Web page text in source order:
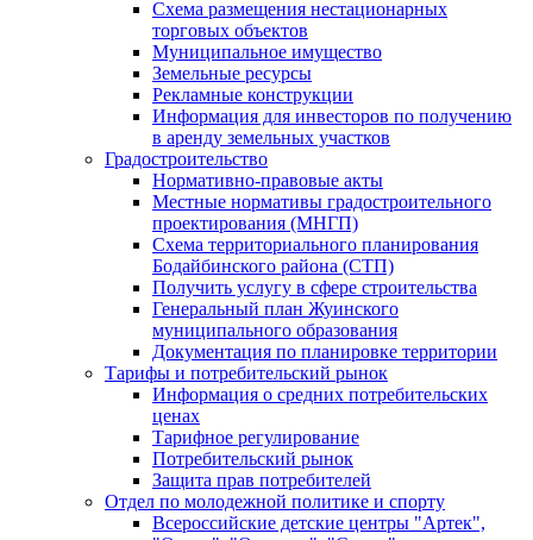
Схема размещения нестационарных
торговых объектов
Муниципальное имущество
Земельные ресурсы
Рекламные конструкции
Информация для инвесторов по получению
в аренду земельных участков
Градостроительство
Нормативно-правовые акты
Местные нормативы градостроительного
проектирования (МНГП)
Схема территориального планирования
Бодайбинского района (СТП)
Получить услугу в сфере строительства
Генеральный план Жуинского
муниципального образования
Документация по планировке территории
Тарифы и потребительский рынок
Информация о средних потребительских
ценах
Тарифное регулирование
Потребительский рынок
Защита прав потребителей
Отдел по молодежной политике и спорту
Всероссийские детские центры "Артек",